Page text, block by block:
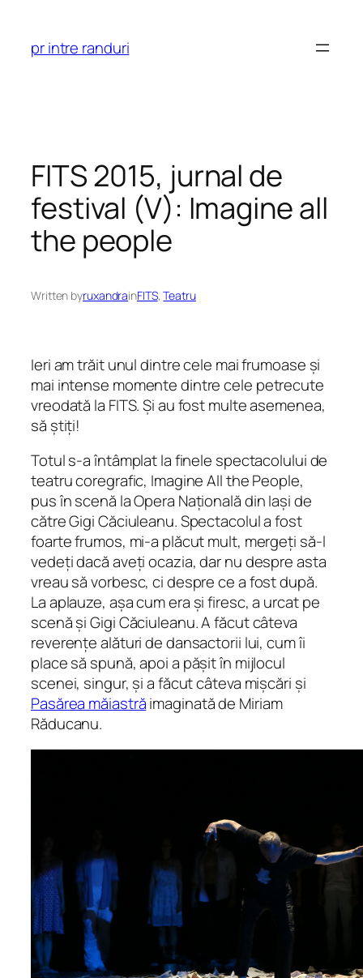
content
pr intre randuri
FITS 2015, jurnal de
festival (V): Imagine all
the people
Written byruxandrainFITS, Teatru
Ieri am trăit unul dintre cele mai frumoase și
mai intense momente dintre cele petrecute
vreodată la FITS. Și au fost multe asemenea,
să știți!
Totul s-a întâmplat la finele spectacolului de
teatru coregrafic, Imagine All the People,
pus în scenă la Opera Națională din Iași de
către Gigi Căciuleanu. Spectacolul a fost
foarte frumos, mi-a plăcut mult, mergeți să-l
vedeți dacă aveți ocazia, dar nu despre asta
vreau să vorbesc, ci despre ce a fost după.
La aplauze, așa cum era și firesc, a urcat pe
scenă și Gigi Căciuleanu. A făcut câteva
reverențe alături de dansactorii lui, cum îi
place să spună, apoi a pășit în mijlocul
scenei, singur, și a făcut câteva mișcări și
Pasărea măiastrăimaginată de Miriam
Răducanu.